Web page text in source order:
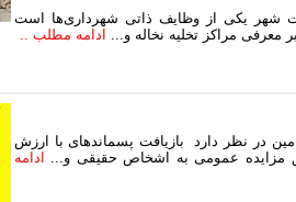
شهر یکی از وظایف ذاتی شهرداری‌ها است
معرفی مراکز تخلیه نخاله و... ادامه مطلب ..
در نظر دارد بازیافت پسماندهای با ارزش
مزایده عمومی به اشخاص حقیقی و... ادامه